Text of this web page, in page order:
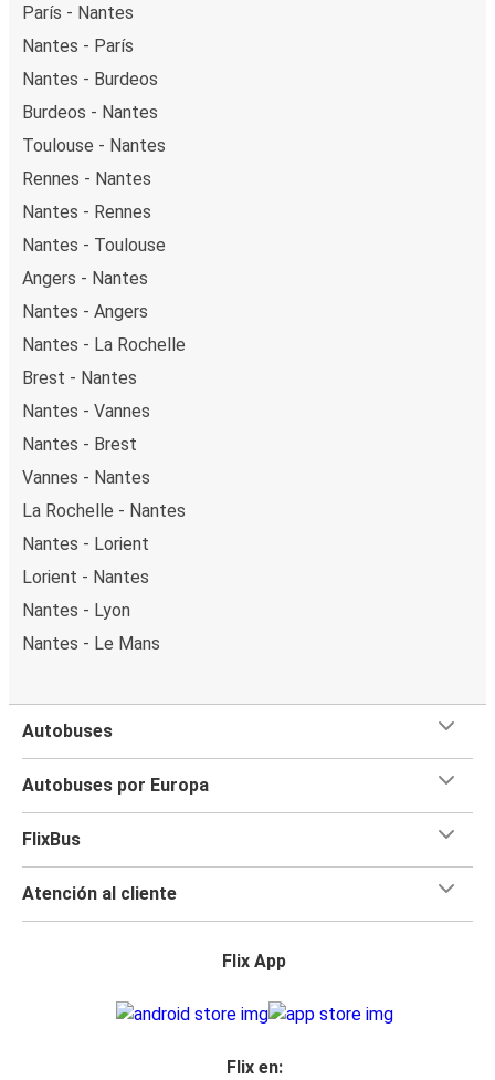
París - Nantes
Nantes - París
Nantes - Burdeos
Burdeos - Nantes
Toulouse - Nantes
Rennes - Nantes
Nantes - Rennes
Nantes - Toulouse
Angers - Nantes
Nantes - Angers
Nantes - La Rochelle
Brest - Nantes
Nantes - Vannes
Nantes - Brest
Vannes - Nantes
La Rochelle - Nantes
Nantes - Lorient
Lorient - Nantes
Nantes - Lyon
Nantes - Le Mans
Autobuses
Autobuses por Europa
FlixBus
Atención al cliente
Flix App
Flix en: